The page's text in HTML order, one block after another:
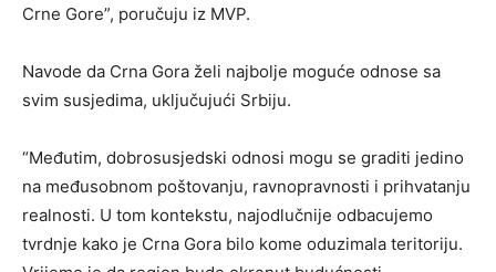
Crne Gore”, poručuju iz MVP.
Navode da Crna Gora želi najbolje moguće odnose sa
svim susjedima, uključujući Srbiju.
“Međutim, dobrosusjedski odnosi mogu se graditi jedino
na međusobnom poštovanju, ravnopravnosti i prihvatanju
realnosti. U tom kontekstu, najodlučnije odbacujemo
tvrdnje kako je Crna Gora bilo kome oduzimala teritoriju.